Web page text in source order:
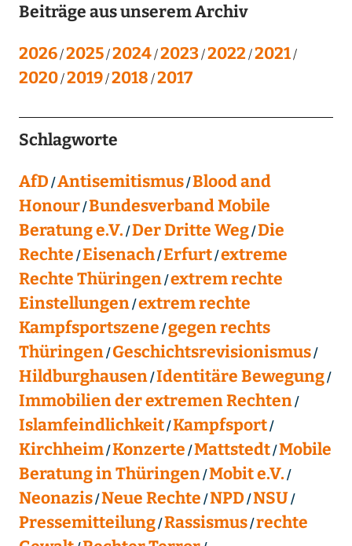
Beiträge aus unserem Archiv
2026 2025 2024 2023 2022 2021
2020 2019 2018 2017
Schlagworte
AfD Antisemitismus Blood and
Honour Bundesverband Mobile
Beratung e.V. Der Dritte Weg Die
Rechte Eisenach Erfurt extreme
Rechte Thüringen extrem rechte
Einstellungen extrem rechte
Kampfsportszene gegen rechts
Thüringen Geschichtsrevisionismus
Hildburghausen Identitäre Bewegung
Immobilien der extremen Rechten
Islamfeindlichkeit Kampfsport
Kirchheim Konzerte Mattstedt Mobile
Beratung in Thüringen Mobit e.V.
Neonazis Neue Rechte NPD NSU
Pressemitteilung Rassismus rechte